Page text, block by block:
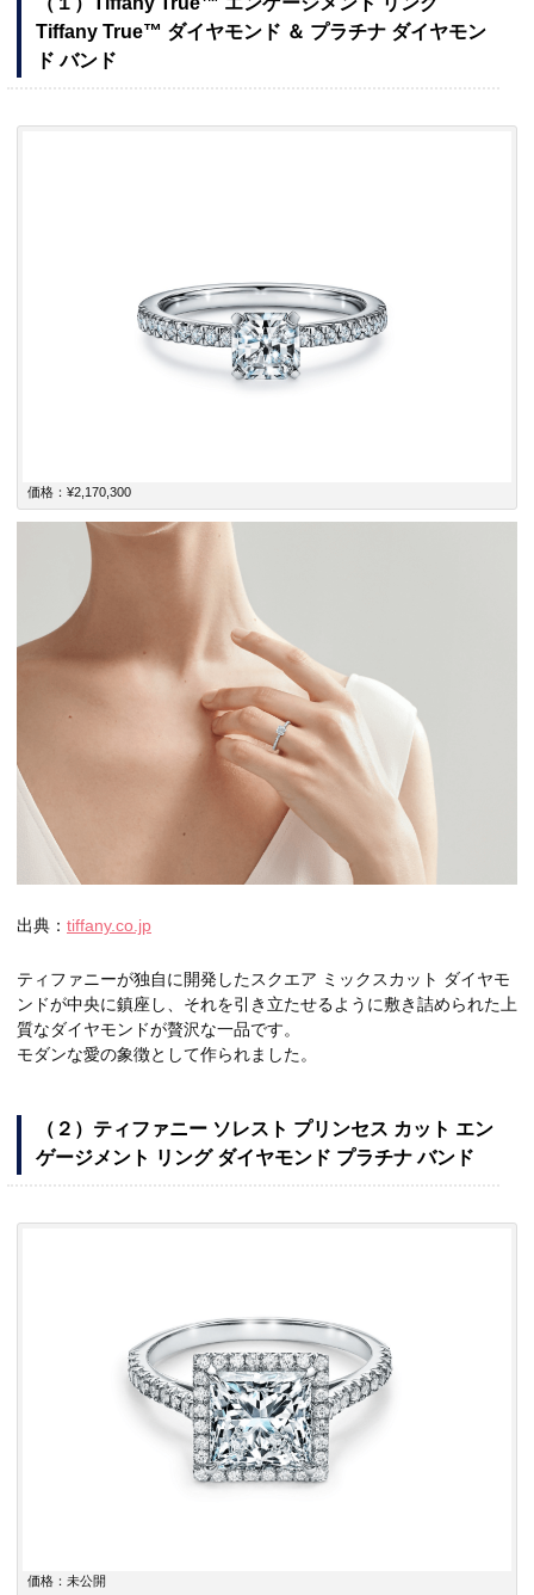
Tiffany True™ ダイヤモンド ＆ プラチナ ダイヤモン
ド バンド
価格：¥2,170,300
出典： tiffany.co.jp
ティファニーが独自に開発したスクエア ミックスカット ダイヤモ
ンドが中央に鎮座し、それを引き立たせるように敷き詰められた上
質なダイヤモンドが贅沢な一品です。
モダンな愛の象徴として作られました。
（２）ティファニー ソレスト プリンセス カット エン
ゲージメント リング ダイヤモンド プラチナ バンド
価格：未公開